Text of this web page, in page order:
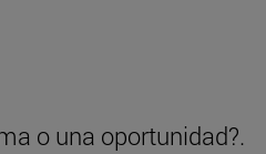
o una oportunidad?.